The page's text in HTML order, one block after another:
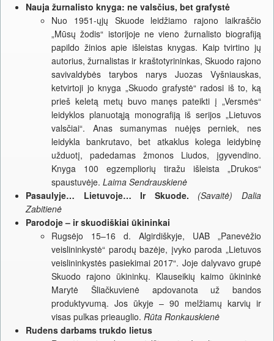
Nauja žurnalisto knyga: ne valsčius, bet grafystė
Nuo 1951-ųjų Skuode leidžiamo rajono laikraščio
„Mūsų žodis“ istorijoje ne vieno žurnalisto biografiją
papildo žinios apie išleistas knygas. Kaip tvirtino jų
autorius, žurnalistas ir kraštotyrininkas, Skuodo rajono
savivaldybės tarybos narys Juozas Vyšniauskas,
ketvirtoji jo knyga „Skuodo grafystė“ radosi iš to, ką
prieš keletą metų buvo manęs pateikti į „Versmės“
leidyklos planuotąją monografiją iš serijos „Lietuvos
valsčiai“. Anas sumanymas nuėjęs perniek, nes
leidykla bankrutavo, bet atkaklus kolega leidybinę
užduotį, padedamas žmonos Liudos, įgyvendino.
Knyga 100 egzempliorių tiražu išleista „Drukos“
spaustuvėje. Laima Sendrauskienė
Pasaulyje… Lietuvoje… Ir Skuode.
(Savaitė) Dalia
Zabitienė
Parodoje – ir skuodiškiai ūkininkai
Rugsėjo 15–16 d. Algirdiškyje, UAB „Panevėžio
veislininkystė“ parodų bazėje, įvyko paroda „Lietuvos
veislininkystės pasiekimai 2017“. Joje dalyvavo grupė
Skuodo rajono ūkininkų. Klauseikių kaimo ūkininkė
Marytė Šliačkuvienė apdovanota už bandos
produktyvumą. Jos ūkyje – 90 melžiamų karvių ir
visas pulkas prieauglio. Rūta Ronkauskienė
Rudens darbams trukdo lietus